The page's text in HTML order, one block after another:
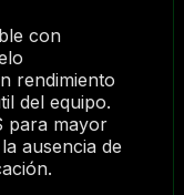
con
rendimiento
del equipo.
para mayor
ausencia de